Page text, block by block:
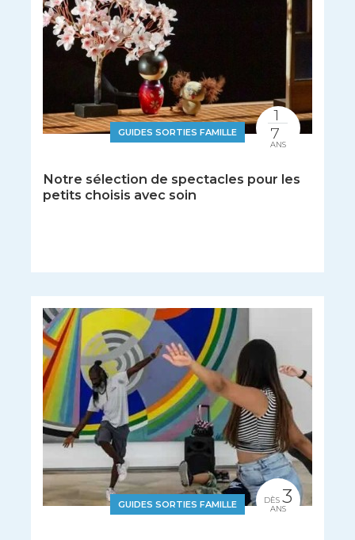
GUIDES SORTIES FAMILLE
Notre sélection de spectacles pour les
petits choisis avec soin
1
7
ANS
GUIDES SORTIES FAMILLE DÈS 3
ANS